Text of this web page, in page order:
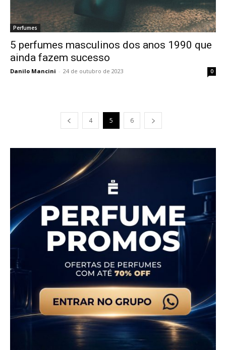
Perfumes
5 perfumes masculinos dos anos 1990 que
ainda fazem sucesso
Danilo Mancini - 24 de outubro de 2023 0
4 5 6